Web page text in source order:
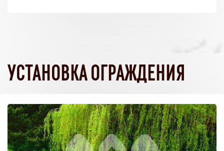
УСТАНОВКА ОГРАЖДЕНИЯ